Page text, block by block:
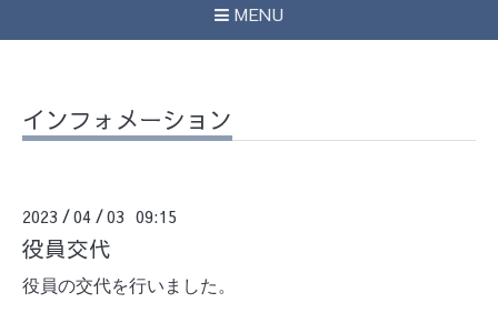
MENU
インフォメーション
2023 /04 /03 09:15
役員交代
役員の交代を行いました。